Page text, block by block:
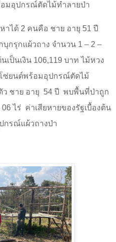
มอุปกรณ์ตัดไม้ทำลายป่า
าได้ 2 คนคือ ชาย อายุ 51 ปี
กรุกแผ้วถาง จำนวน 1 – 2 –
เป็นเงิน 106,119 บาท ไม้หวง
ซ่ยนต์พร้อมอุปกรณ์ตัดไม้
ชาย อายุ 54 ปี พบพื้นที่ป่าถูก
06ไร่ ค่าเสียหายของรัฐเบื้องต้น
กรณ์แผ้วถางป่า